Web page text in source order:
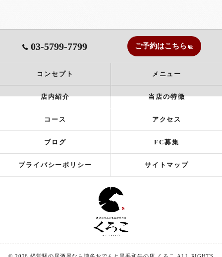
03-5799-7799 ご予約はこちら
コンセプト メニュー
店内紹介 当店の特徴
コース アクセス
ブログ FC募集
プライバシーポリシー サイトマップ